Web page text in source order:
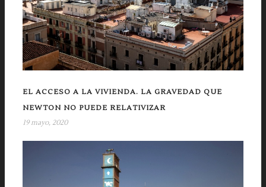
EL ACCESO A LA VIVIENDA. LA GRAVEDAD QUE
NEWTON NO PUEDE RELATIVIZAR
19 mayo, 2020